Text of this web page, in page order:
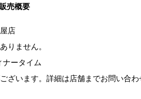
売概要
店
ません。
ータイム
ます。詳細は店舗までお問い合わ